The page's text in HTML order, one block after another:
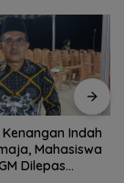
Indah
Mahasiswa
Dilepas